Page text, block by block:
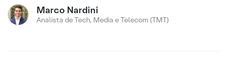
Marco Nardini
Analista de Tech, Media e Telecom (TMT)